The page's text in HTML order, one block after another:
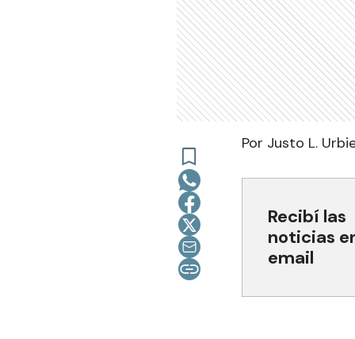
Por Justo L.
Recibí las
noticias
email